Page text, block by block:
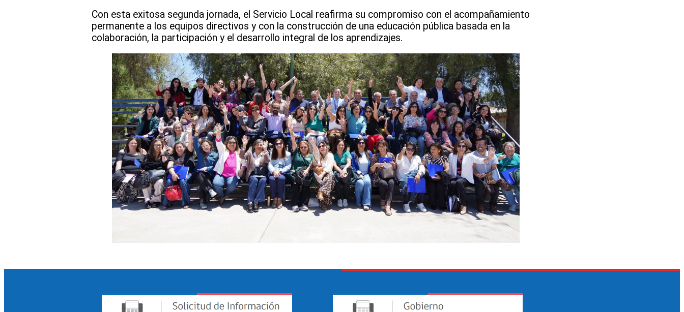
Con esta exitosa segunda jornada, el Servicio Local reafirma su compromiso con el acompañamiento
permanente a los equipos directivos y con la construcción de una educación pública basada en la
colaboración, la participación y el desarrollo integral de los aprendizajes.